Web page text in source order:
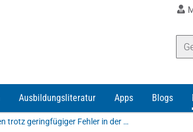
Ausbildungsliteratur Apps Blogs
Wirksamkeit von Kündigungen trotz geringfügiger Fehler in der Massenentlassungsanzeige